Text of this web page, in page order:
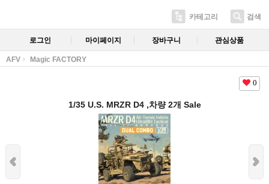
카테고리 검색
로그인 마이페이지 장바구니 관심상품
AFV Magic FACTORY
0
1/35 U.S. MRZR D4 ,차량 2개 Sale